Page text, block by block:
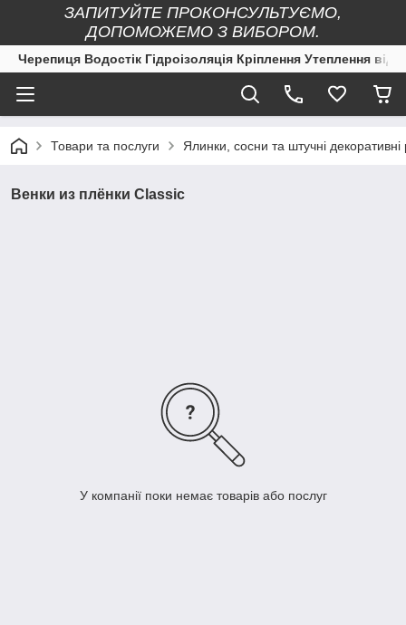
ЗАПИТУЙТЕ ПРОКОНСУЛЬТУЄМО,
ДОПОМОЖЕМО З ВИБОРОМ.
Черепиця Водостік Гідроізоляція Кріплення Утеплення
Товари та послуги Ялинки, сосни та штучні
Венки из плёнки Classic
У компанії поки немає товарів або послуг